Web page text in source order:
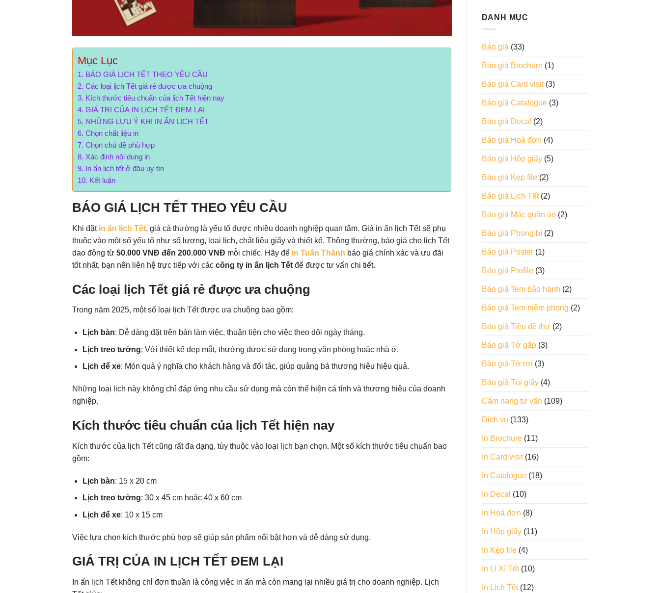
Mục Lục
BÁO GIÁ LỊCH TẾT THEO YÊU CẦU
Các loại lịch Tết giá rẻ được ưa chuộng
Kích thước tiêu chuẩn của lịch Tết hiện nay
GIÁ TRỊ CỦA IN LỊCH TẾT ĐEM LẠI
NHỮNG LƯU Ý KHI IN ẤN LỊCH TẾT
Chọn chất liệu in
Chọn chủ đề phù hợp
Xác định nội dung in
In ấn lịch tết ở đâu uy tín
Kết luận
BÁO GIÁ LỊCH TẾT THEO YÊU CẦU
Khi đặt in ấn lịch Tết, giá cả thường là yếu tố được nhiều doanh nghiệp quan tâm. Giá in ấn lịch Tết sẽ phụ
thuộc vào một số yếu tố như số lượng, loại lịch, chất liệu giấy và thiết kế. Thông thường, báo giá cho lịch Tết
dao động từ 50.000 VNĐ đến 200.000 VNĐ mỗi chiếc. Hãy để in Tuấn Thành báo giá chính xác và ưu đãi
tốt nhất, bạn nên liên hệ trực tiếp với các công ty in ấn lịch Tết để được tư vấn chi tiết.
Các loại lịch Tết giá rẻ được ưa chuộng
Trong năm 2025, một số loại lịch Tết được ưa chuộng bao gồm:
Lịch bàn: Dễ dàng đặt trên bàn làm việc, thuận tiện cho việc theo dõi ngày tháng.
Lịch treo tường: Với thiết kế đẹp mắt, thường được sử dụng trong văn phòng hoặc nhà ở.
Lịch để xe: Món quà ý nghĩa cho khách hàng và đối tác, giúp quảng bá thương hiệu hiệu quả.
Những loại lịch này không chỉ đáp ứng nhu cầu sử dụng mà còn thể hiện cá tính và thương hiệu của doanh
nghiệp.
Kích thước tiêu chuẩn của lịch Tết hiện nay
Kích thước của lịch Tết cũng rất đa dạng, tùy thuộc vào loại lịch bạn chọn. Một số kích thước tiêu chuẩn bao
gồm:
Lịch bàn: 15 x 20 cm
Lịch treo tường: 30 x 45 cm hoặc 40 x 60 cm
Lịch để xe: 10 x 15 cm
Việc lựa chọn kích thước phù hợp sẽ giúp sản phẩm nổi bật hơn và dễ dàng sử dụng.
GIÁ TRỊ CỦA IN LỊCH TẾT ĐEM LẠI
In ấn lịch Tết không chỉ đơn thuần là công việc in ấn mà còn mang lại nhiều giá trị cho doanh nghiệp. Lịch
DANH MỤC
Báo giá (33)
Báo giá Brochure(1)
Báo giá Card visit(3)
Báo giá Catalogue(3)
Báo giá Decal (2)
Báo giá Hoá đơn (4)
Báo giá Hộp giấy(5)
Báo giá Kẹp file(2)
Báo giá Lịch Tết(2)
Báo giá Mác quần áo(2)
Báo giá Phong bì(2)
Báo giá Poster(1)
Báo giá Profile(3)
Báo giá Tem bảo hành (2)
Báo giá Tem niêm phong (2)
Báo giá Tiêu đề thư(2)
Báo giá Tờ gấp(3)
Báo giá Tờ rơi (3)
Báo giá Túi giấy(4)
Cẩm nang tư vấn (109)
Dịch vụ (133)
In Brochure(11)
In Card visit(16)
In Catalogue(18)
In Decal (10)
In Hoá đơn (8)
In Hộp giấy(11)
In Kẹp file(4)
In Lì Xì Tết(10)
In Lịch Tết(12)